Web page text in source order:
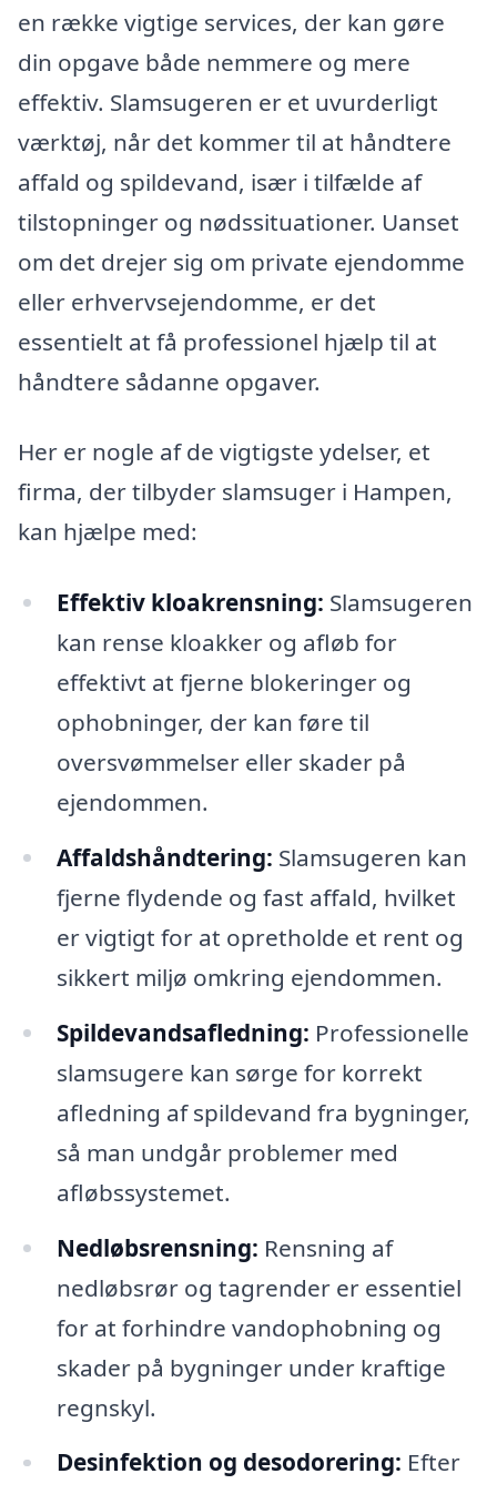
en række vigtige services, der kan gøre
din opgave både nemmere og mere
effektiv. Slamsugeren er et uvurderligt
værktøj, når det kommer til at håndtere
affald og spildevand, især i tilfælde af
tilstopninger og nødssituationer. Uanset
om det drejer sig om private ejendomme
eller erhvervsejendomme, er det
essentielt at få professionel hjælp til at
håndtere sådanne opgaver.
Her er nogle af de vigtigste ydelser, et
firma, der tilbyder slamsuger i Hampen,
kan hjælpe med:
Effektiv kloakrensning: Slamsugeren
kan rense kloakker og afløb for
effektivt at fjerne blokeringer og
ophobninger, der kan føre til
oversvømmelser eller skader på
ejendommen.
Affaldshåndtering: Slamsugeren kan
fjerne flydende og fast affald, hvilket
er vigtigt for at opretholde et rent og
sikkert miljø omkring ejendommen.
Spildevandsafledning: Professionelle
slamsugere kan sørge for korrekt
afledning af spildevand fra bygninger,
så man undgår problemer med
afløbssystemet.
Nedløbsrensning: Rensning af
nedløbsrør og tagrender er essentiel
for at forhindre vandophobning og
skader på bygninger under kraftige
regnskyl.
Desinfektion og desodorering: Efter